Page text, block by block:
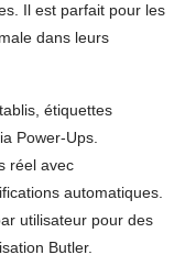
Il est parfait pour les
dans leurs
étiquettes
Power-Ups.
réel avec
automatiques.
utilisateur pour des
Butler.